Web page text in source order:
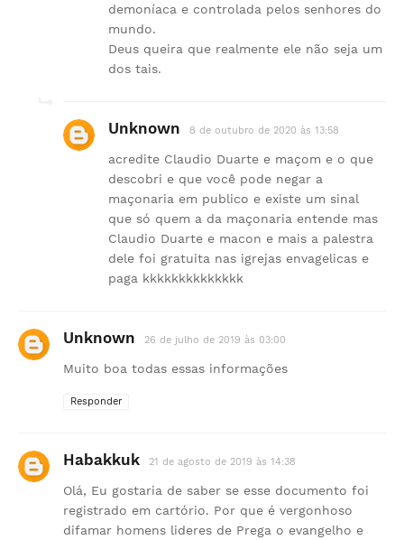
demoníaca e controlada pelos senhores do
mundo.
Deus queira que realmente ele não seja um
dos tais.
Unknown 8 de outubro de 2020 às 13:58
acredite Claudio Duarte e maçom e o que
descobri e que você pode negar a
maçonaria em publico e existe um sinal
que só quem a da maçonaria entende mas
Claudio Duarte e macon e mais a palestra
dele foi gratuita nas igrejas envagelicas e
paga kkkkkkkkkkkkkk
Unknown 26 de julho de 2019 às 03:00
Muito boa todas essas informações
Responder
Habakkuk 21 de agosto de 2019 às 14:38
Olá, Eu gostaria de saber se esse documento foi
registrado em cartório. Por que é vergonhoso
difamar homens lideres de Prega o evangelho e